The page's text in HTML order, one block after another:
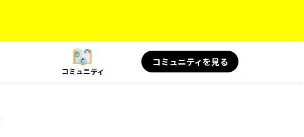
コミュニティ
コミュニティを見る